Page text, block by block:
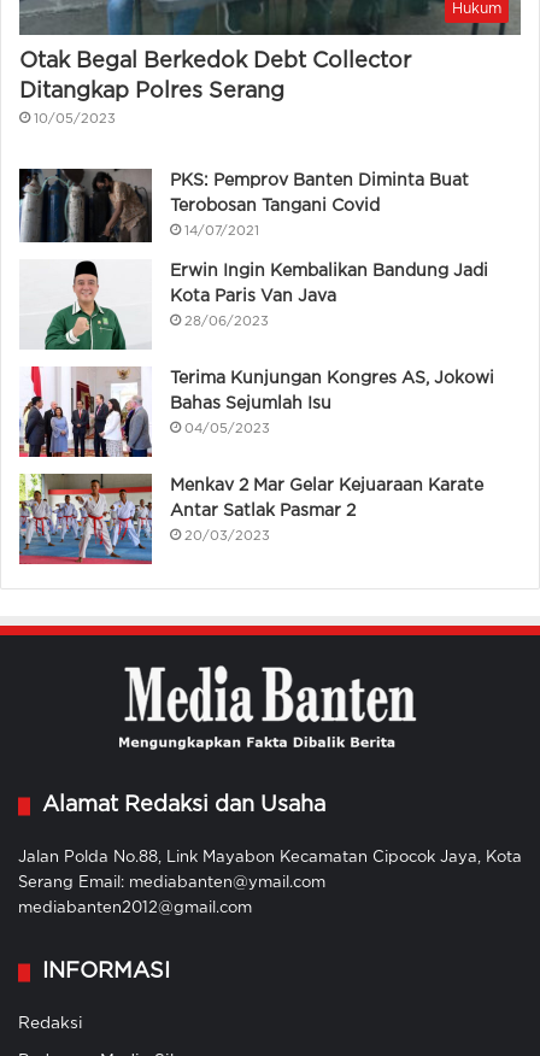
Hukum
Otak Begal Berkedok Debt Collector
Ditangkap Polres Serang
10/05/2023
PKS: Pemprov Banten Diminta Buat
Terobosan Tangani Covid
14/07/2021
Erwin Ingin Kembalikan Bandung Jadi
Kota Paris Van Java
28/06/2023
Terima Kunjungan Kongres AS, Jokowi
Bahas Sejumlah Isu
04/05/2023
Menkav 2 Mar Gelar Kejuaraan Karate
Antar Satlak Pasmar 2
20/03/2023
Alamat Redaksi dan Usaha
Jalan Polda No.88, Link Mayabon Kecamatan Cipocok Jaya, Kota
Serang Email: mediabanten@ymail.com
mediabanten2012@gmail.com
INFORMASI
Redaksi